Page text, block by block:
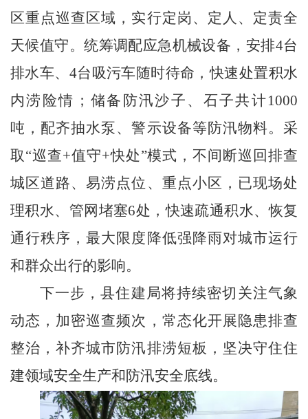
区重点巡查区域，实行定岗、定人、定责全
天候值守。统筹调配应急机械设备，安排4台
排水车、4台吸污车随时待命，快速处置积水
内涝险情；储备防汛沙子、石子共计1000
吨，配齐抽水泵、警示设备等防汛物料。采
取“巡查+值守+快处”模式，不间断巡回排查
城区道路、易涝点位、重点小区， 已现场处
理积水、管网堵塞6处，快速疏通积水、恢复
通行秩序，最大限度降低强降雨对城市运行
和群众出行的影响。
下一步，县住建局将持续密切关注气象
动态，加密巡查频次，常态化开展隐患排查
整治，补齐城市防汛排涝短板，坚决守住住
建领域安全生产和防汛安全底线。